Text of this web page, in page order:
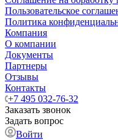
Пользовательское
Политика
Компания
О компании
Документы
Партнеры
Отзывы
Контакты
+7 495 032-76-32
Заказать звонок
Задать вопрос
Войти